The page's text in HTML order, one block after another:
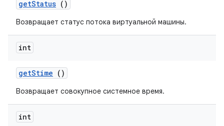
getStatus ()
Возвращает статус потока виртуальной машины.
int
getStime ()
Возвращает совокупное системное время.
int